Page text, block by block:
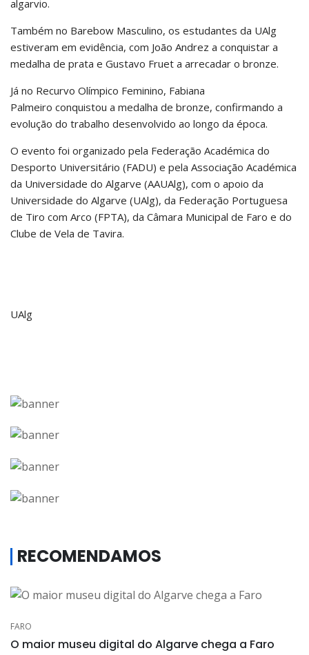
algarvio.
Também no Barebow Masculino, os estudantes da UAlg
estiveram em evidência, com João Andrez a conquistar a
medalha de prata e Gustavo Fruet a arrecadar o bronze.
Já no Recurvo Olímpico Feminino, Fabiana
Palmeiro conquistou a medalha de bronze, confirmando a
evolução do trabalho desenvolvido ao longo da época.
O evento foi organizado pela Federação Académica do
Desporto Universitário (FADU) e pela Associação Académica
da Universidade do Algarve (AAUAlg), com o apoio da
Universidade do Algarve (UAlg), da Federação Portuguesa
de Tiro com Arco (FPTA), da Câmara Municipal de Faro e do
Clube de Vela de Tavira.
UAlg
RECOMENDAMOS
FARO
O maior museu digital do Algarve chega a Faro